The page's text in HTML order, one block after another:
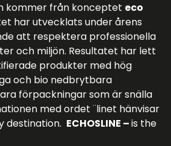
kommer från konceptet eco
har utvecklats under årens
att respektera professionella
och miljön. Resultatet har lett
produkter med hög
och bio nedbrytbara
förpackningar som är snälla
med ordet ¨linet hänvisar
destination. ECHOSLINE –is the